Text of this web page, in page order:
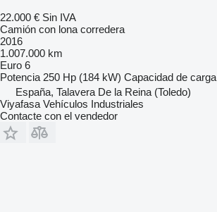
22.000 € Sin IVA
Camión con lona corredera
2016
1.007.000 km
Euro 6
Potencia 250 Hp (184 kW) Capacidad de carga
España, Talavera De la Reina (Toledo)
Viyafasa Vehículos Industriales
Contacte con el vendedor